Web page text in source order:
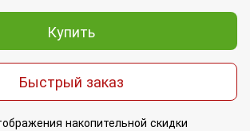
Купить
Быстрый заказ
накопительной скидки